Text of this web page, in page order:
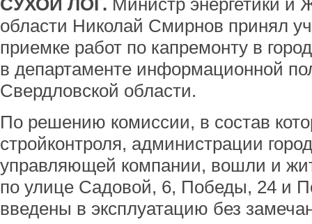
СУХОЙ ЛОГ. Министр энергетики и
области Николай Смирнов принял
приемке работ по капремонту в
в департаменте информационной
Свердловской области.
По решению комиссии, в состав
стройконтроля, администрации
управляющей компании, вошли и
по улице Садовой, 6, Победы, 24 и
введены в эксплуатацию без